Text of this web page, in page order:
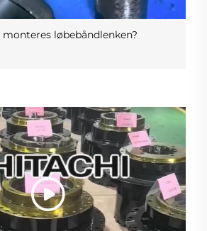
løbebåndlenken?